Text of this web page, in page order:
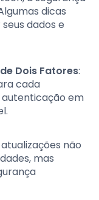
dicas
dados e
Dois Fatores:
cada
em
atualizações não
mas